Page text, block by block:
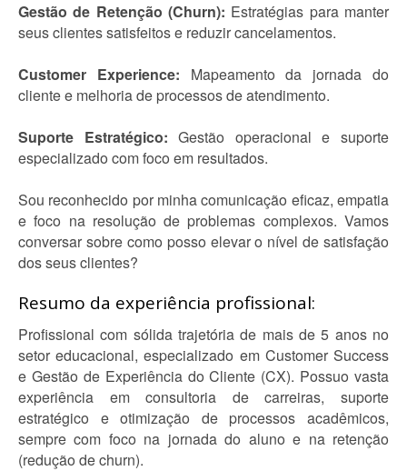
Gestão de Retenção (Churn): Estratégias para manter
seus clientes satisfeitos e reduzir cancelamentos.
Customer Experience: Mapeamento da jornada do
cliente e melhoria de processos de atendimento.
Suporte Estratégico: Gestão operacional e suporte
especializado com foco em resultados.
Sou reconhecido por minha comunicação eficaz, empatia
e foco na resolução de problemas complexos. Vamos
conversar sobre como posso elevar o nível de satisfação
dos seus clientes?
Resumo da experiência profissional:
Profissional com sólida trajetória de mais de 5 anos no
setor educacional, especializado em Customer Success
e Gestão de Experiência do Cliente (CX). Possuo vasta
experiência em consultoria de carreiras, suporte
estratégico e otimização de processos acadêmicos,
sempre com foco na jornada do aluno e na retenção
(redução de churn).